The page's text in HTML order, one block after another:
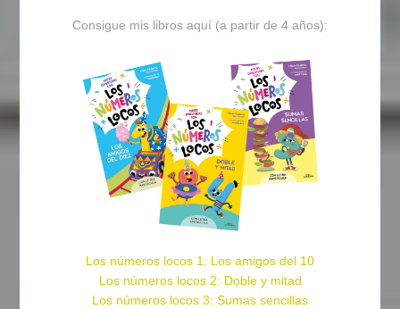
Consigue mis libros aquí (a partir de 4 años):
Los números locos 1: Los amigos del 10
Los números locos 2: Doble y mitad
Los números locos 3: Sumas sencillas